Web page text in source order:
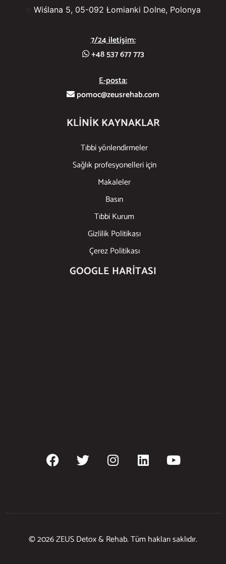
Wiślana 5, 05-092 Łomianki Dolne, Polonya
7/24 iletişim:
+48 537 677 773
E-posta:
pomoc@zeusrehab.com
KLINIK KAYNAKLAR
Tıbbi yönlendirmeler
Sağlık profesyonelleri için
Makaleler
Basın
Tıbbi Kurum
Gizlilik Politikası
Çerez Politikası
GOOGLE HARITASI
© 2026 ZEUS Detox & Rehab. Tüm hakları saklıdır.